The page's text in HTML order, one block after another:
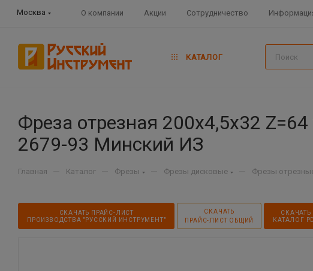
Москва О компании Акции Сотрудничество
КАТАЛОГ
Фреза отрезная 200х4,5х32
2679-93 Минский ИЗ
Главная Каталог Фрезы Фрезы дисковые Фрезы
СКАЧАТЬ ПРАЙС-ЛИСТ
ПРОИЗВОДСТВА "РУССКИЙ ИНСТРУМЕНТ"
СКАЧАТЬ
ПРАЙС-ЛИСТ ОБЩИЙ
СКАЧАТЬ
КАТАЛОГ